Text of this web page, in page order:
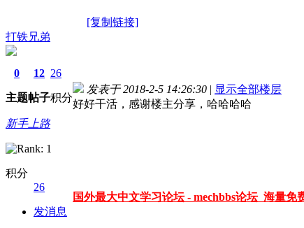
[复制链接]
打铁兄弟
0
主题
12
帖子
26
积分
新手上路
积分
26
发消息
发表于 2018-2-5 14:26:30 | 显示全部楼层
好好干活，感谢楼主分享，哈哈哈哈
国外最大中文学习论坛 - mechbbs论坛 海量免